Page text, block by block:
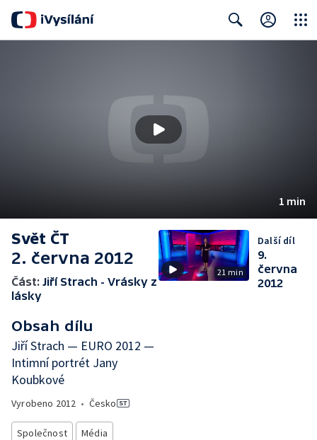
1 min
Svět ČT
2. června 2012
Část: Jiří Strach - Vrásky z
lásky
Obsah dílu
Jiří Strach — EURO 2012 —
Intimní portrét Jany
Koubkové
Vyrobeno 2012 • Česko
Společnost Média
21 min
Další díl
9.
června
2012